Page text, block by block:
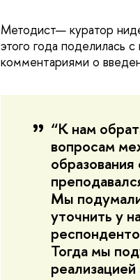
Методист— куратор
этого года поделилась
комментариями о
“К нам
вопросам
Мы
уточнить у
Тогда мы